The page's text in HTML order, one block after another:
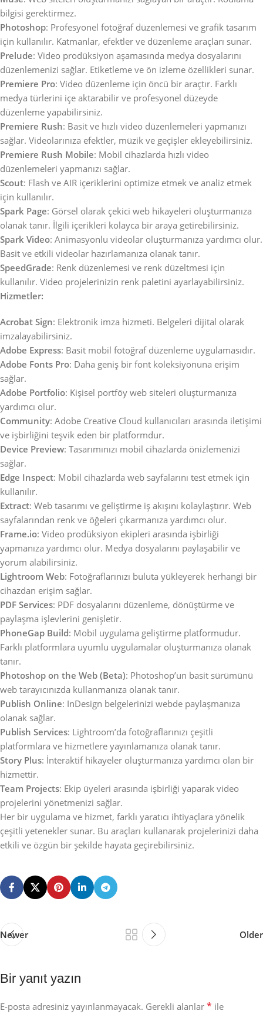
bilgisi gerektirmez.
Photoshop: Profesyonel fotoğraf düzenlemesi ve grafik tasarım
için kullanılır. Katmanlar, efektler ve düzenleme araçları sunar.
Prelude: Video prodüksiyon aşamasında medya dosyalarını
düzenlemenizi sağlar. Etiketleme ve ön izleme özellikleri sunar.
Premiere Pro: Video düzenleme için öncü bir araçtır. Farklı
medya türlerini içe aktarabilir ve profesyonel düzeyde
düzenleme yapabilirsiniz.
Premiere Rush: Basit ve hızlı video düzenlemeleri yapmanızı
sağlar. Videolarınıza efektler, müzik ve geçişler ekleyebilirsiniz.
Premiere Rush Mobile: Mobil cihazlarda hızlı video
düzenlemeleri yapmanızı sağlar.
Scout: Flash ve AIR içeriklerini optimize etmek ve analiz etmek
için kullanılır.
Spark Page: Görsel olarak çekici web hikayeleri oluşturmanıza
olanak tanır. İlgili içerikleri kolayca bir araya getirebilirsiniz.
Spark Video: Animasyonlu videolar oluşturmanıza yardımcı olur.
Basit ve etkili videolar hazırlamanıza olanak tanır.
SpeedGrade: Renk düzenlemesi ve renk düzeltmesi için
kullanılır. Video projelerinizin renk paletini ayarlayabilirsiniz.
Hizmetler:
Acrobat Sign: Elektronik imza hizmeti. Belgeleri dijital olarak
imzalayabilirsiniz.
Adobe Express: Basit mobil fotoğraf düzenleme uygulamasıdır.
Adobe Fonts Pro: Daha geniş bir font koleksiyonuna erişim
sağlar.
Adobe Portfolio: Kişisel portföy web siteleri oluşturmanıza
yardımcı olur.
Community: Adobe Creative Cloud kullanıcıları arasında iletişimi
ve işbirliğini teşvik eden bir platformdur.
Device Preview: Tasarımınızı mobil cihazlarda önizlemenizi
sağlar.
Edge Inspect: Mobil cihazlarda web sayfalarını test etmek için
kullanılır.
Extract: Web tasarımı ve geliştirme iş akışını kolaylaştırır. Web
sayfalarından renk ve öğeleri çıkarmanıza yardımcı olur.
Frame.io: Video prodüksiyon ekipleri arasında işbirliği
yapmanıza yardımcı olur. Medya dosyalarını paylaşabilir ve
yorum alabilirsiniz.
Lightroom Web: Fotoğraflarınızı buluta yükleyerek herhangi bir
cihazdan erişim sağlar.
PDF Services: PDF dosyalarını düzenleme, dönüştürme ve
paylaşma işlevlerini genişletir.
PhoneGap Build: Mobil uygulama geliştirme platformudur.
Farklı platformlara uyumlu uygulamalar oluşturmanıza olanak
tanır.
Photoshop on the Web (Beta): Photoshop’un basit sürümünü
web tarayıcınızda kullanmanıza olanak tanır.
Publish Online: InDesign belgelerinizi webde paylaşmanıza
olanak sağlar.
Publish Services: Lightroom’da fotoğraflarınızı çeşitli
platformlara ve hizmetlere yayınlamanıza olanak tanır.
Story Plus: İnteraktif hikayeler oluşturmanıza yardımcı olan bir
hizmettir.
Team Projects: Ekip üyeleri arasında işbirliği yaparak video
projelerini yönetmenizi sağlar.
Her bir uygulama ve hizmet, farklı yaratıcı ihtiyaçlara yönelik
çeşitli yetenekler sunar. Bu araçları kullanarak projelerinizi daha
etkili ve özgün bir şekilde hayata geçirebilirsiniz.
Newer Older
Bir yanıt yazın
E-posta adresiniz yayınlanmayacak. Gerekli alanlar * ile